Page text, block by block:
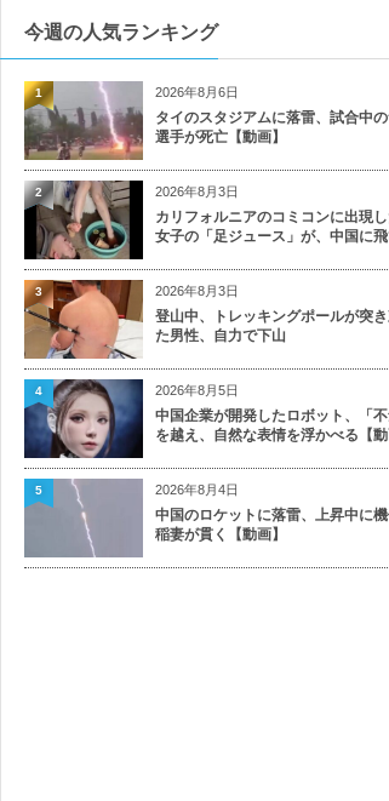
今週の人気ランキング
2026年8月6日
タイのスタジアムに落雷、試合中
選手が死亡【動画】
1
2026年8月3日
カリフォルニアのコミコンに出現
女子の「足ジュース」が、中国に
2
2026年8月3日
登山中、トレッキングポールが突
た男性、自力で下山
3
2026年8月5日
中国企業が開発したロボット、「不
を越え、自然な表情を浮かべる【動
4
2026年8月4日
中国のロケットに落雷、上昇中に
稲妻が貫く【動画】
5